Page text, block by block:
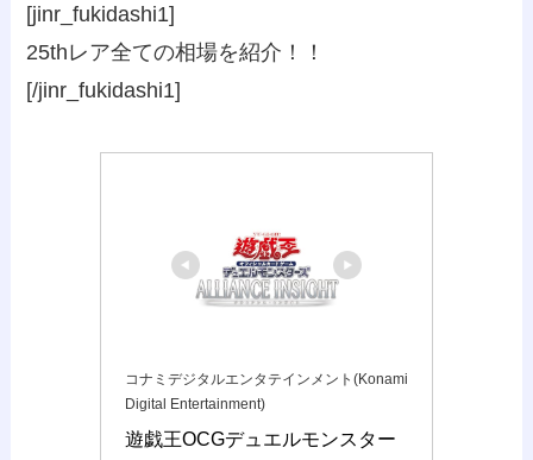
[jinr_fukidashi1]
25thレア全ての相場を紹介！！
[/jinr_fukidashi1]
コナミデジタルエンタテインメント(Konami
Digital Entertainment)
遊戯王OCGデュエルモンスター